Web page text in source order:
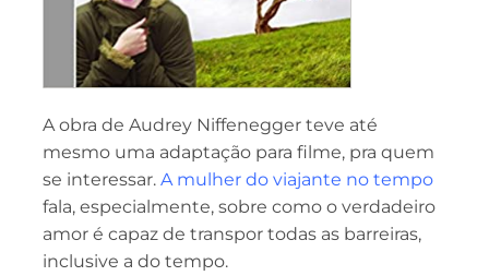
A obra de Audrey Niffenegger teve até
mesmo uma adaptação para filme, pra quem
se interessar. A mulher do viajante no tempo
fala, especialmente, sobre como o verdadeiro
amor é capaz de transpor todas as barreiras,
inclusive a do tempo.